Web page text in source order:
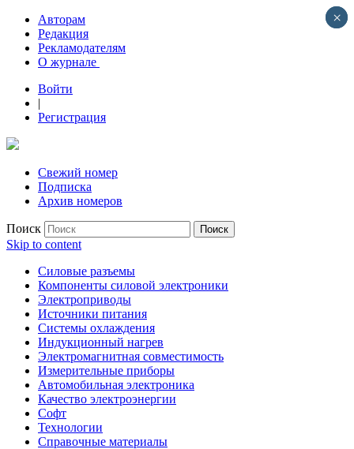
Авторам
Редакция
Рекламодателям
О журнале
Войти
|
Регистрация
Свежий номер
Подписка
Архив номеров
Поиск
Skip to content
Силовые разъемы
Компоненты силовой электроники
Электроприводы
Источники питания
Системы охлаждения
Индукционный нагрев
Электромагнитная совместимость
Измерительные приборы
Автомобильная электроника
Качество электроэнергии
Софт
Технологии
Справочные материалы
×
×